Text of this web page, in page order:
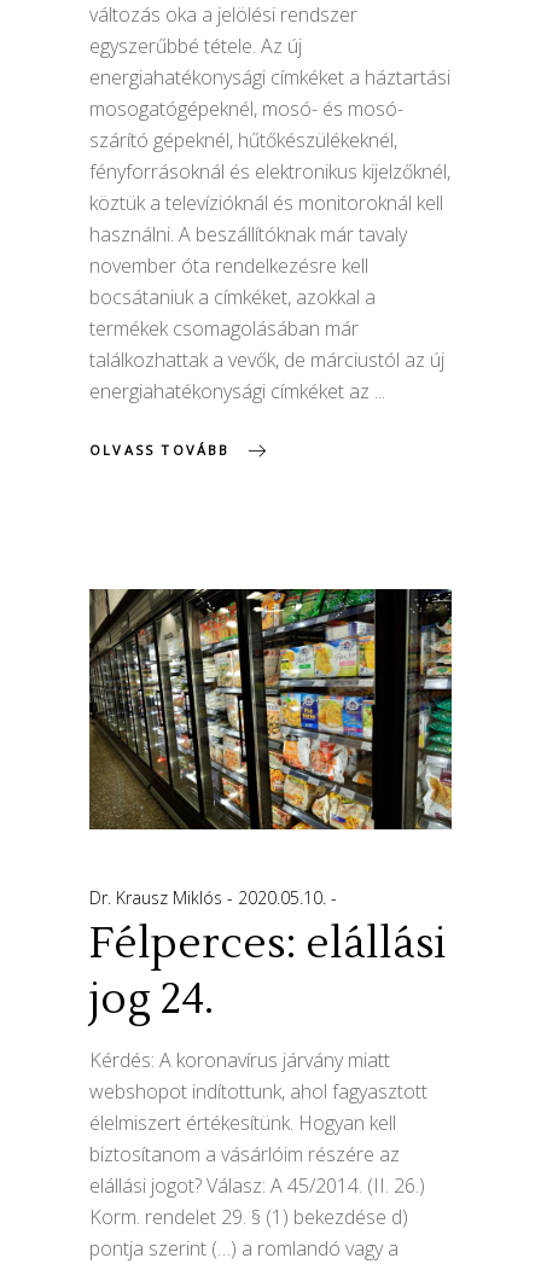
változás oka a jelölési rendszer
egyszerűbbé tétele. Az új
energiahatékonysági címkéket a háztartási
mosogatógépeknél, mosó- és mosó-
szárító gépeknél, hűtőkészülékeknél,
fényforrásoknál és elektronikus kijelzőknél,
köztük a televízióknál és monitoroknál kell
használni. A beszállítóknak már tavaly
november óta rendelkezésre kell
bocsátaniuk a címkéket, azokkal a
termékek csomagolásában már
találkozhattak a vevők, de márciustól az új
energiahatékonysági címkéket az
OLVASS TOVÁBB
Dr. Krausz Miklós 2020.05.10.
Félperces: elállási
jog 24.
Kérdés: A koronavírus járvány miatt
webshopot indítottunk, ahol fagyasztott
élelmiszert értékesítünk. Hogyan kell
biztosítanom a vásárlóim részére az
elállási jogot? Válasz: A 45/2014. (II. 26.)
Korm. rendelet 29. § (1) bekezdése d)
pontja szerint (…) a romlandó vagy a